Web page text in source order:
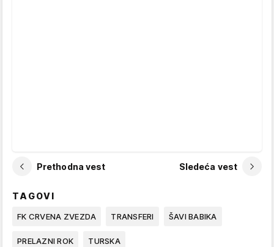
Prethodna vest Sledeća vest
TAGOVI
FK CRVENA ZVEZDA TRANSFERI ŠAVI BABIKA
PRELAZNI ROK TURSKA